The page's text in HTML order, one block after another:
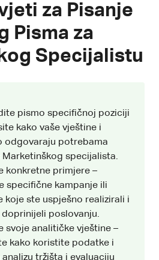
za Pisanje
Pisma za
Specijalistu
pismo specifičnoj poziciji
kako vaše vještine i
odgovaraju potrebama
Marketinškog specijalista.
konkretne primjere –
specifične kampanje ili
koje ste uspješno realizirali i
doprinijeli poslovanju.
svoje analitičke vještine –
kako koristite podatke i
analizu tržišta i evaluaciju